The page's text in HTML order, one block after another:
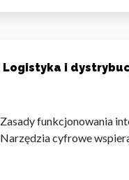
Logistyka i
Zasady funkcjonowania
Narzędzia cyfrowe